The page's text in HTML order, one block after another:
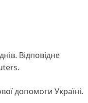
Відповідне
допомоги Україні.